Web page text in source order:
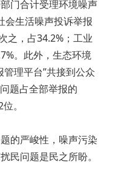
门合计受理环境噪声
会生活噪声投诉举报
之，占34.2%；工业
。此外，生态环境
理平台”共接到公众
题占全部举报的
。
的严峻性，噪声污染
民问题是民之所盼。